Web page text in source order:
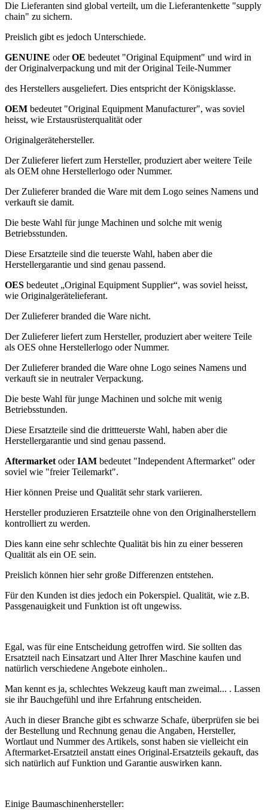
Die Lieferanten sind global verteilt, um die Lieferantenkette "supply
chain" zu sichern.
Preislich gibt es jedoch Unterschiede.
GENUINE oderOE bedeutet "Original Equipment" und wird in
der Originalverpackung und mit der Original Teile-Nummer
des Herstellers ausgeliefert. Dies entspricht der Königsklasse.
OEM bedeutet "Original Equipment Manufacturer", was soviel
heisst, wie Erstausrüsterqualität oder
Originalgerätehersteller.
Der Zulieferer liefert zum Hersteller, produziert aber weitere Teile
als OEM ohne Herstellerlogo oder Nummer.
Der Zulieferer branded die Ware mit dem Logo seines Namens und
verkauft sie damit.
Die beste Wahl für junge Machinen und solche mit wenig
Betriebsstunden.
Diese Ersatzteile sind die teuerste Wahl, haben aber die
Herstellergarantie und sind genau passend.
OES bedeutet „Original Equipment Supplier“, was soviel heisst,
wie Originalgerätelieferant.
Der Zulieferer branded die Ware nicht.
Der Zulieferer liefert zum Hersteller, produziert aber weitere Teile
als OES ohne Herstellerlogo oder Nummer.
Der Zulieferer branded die Ware ohne Logo seines Namens und
verkauft sie in neutraler Verpackung.
Die beste Wahl für junge Machinen und solche mit wenig
Betriebsstunden.
Diese Ersatzteile sind die drittteuerste Wahl, haben aber die
Herstellergarantie und sind genau passend.
Aftermarket oderIAM bedeutet "Independent Aftermarket" oder
soviel wie "freier Teilemarkt".
Hier können Preise und Qualität sehr stark variieren.
Hersteller produzieren Ersatzteile ohne von den Originalherstellern
kontrolliert zu werden.
Dies kann eine sehr schlechte Qualität bis hin zu einer besseren
Qualität als ein OE sein.
Preislich können hier sehr große Differenzen entstehen.
Für den Kunden ist dies jedoch ein Pokerspiel. Qualität, wie z.B.
Passgenauigkeit und Funktion ist oft ungewiss.
Egal, was für eine Entscheidung getroffen wird. Sie sollten das
Ersatzteil nach Einsatzart und Alter Ihrer Maschine kaufen und
natürlich verschiedene Angebote einholen..
Man kennt es ja, schlechtes Wekzeug kauft man zweimal... . Lassen
sie ihr Bauchgefühl und ihre Erfahrung entscheiden.
Auch in dieser Branche gibt es schwarze Schafe, überprüfen sie bei
der Bestellung und Rechnung genau die Angaben, Hersteller,
Wortlaut und Nummer des Artikels, sonst haben sie vielleicht ein
Aftermarket-Ersatzteil anstatt eines Original-Ersatzteils gekauft, das
sich natürlich auf Funktion und Garantie auswirken kann.
Einige Baumaschinenhersteller: